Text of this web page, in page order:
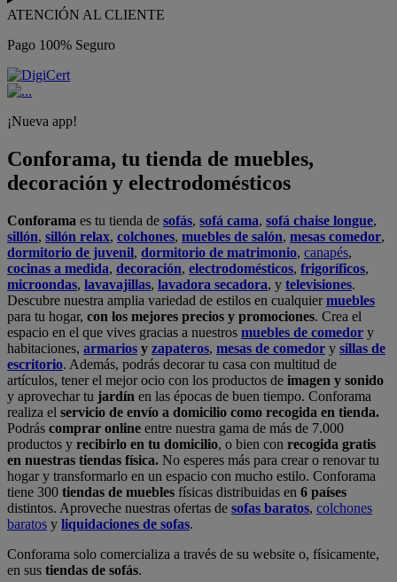
ATENCIÓN AL CLIENTE
Pago 100% Seguro
¡Nueva app!
Conforama, tu tienda de muebles,
decoración y electrodomésticos
Conforama es tu tienda de sofás, sofá cama, sofá chaise longue,
sillón, sillón relax, colchones, muebles de salón, mesas comedor,
dormitorio de juvenil, dormitorio de matrimonio, canapés,
cocinas a medida, decoración, electrodomésticos, frigoríficos,
microondas, lavavajillas, lavadora secadora, y televisiones.
Descubre nuestra amplia variedad de estilos en cualquiermuebles
para tu hogar, con los mejores precios y promociones. Crea el
espacio en el que vives gracias a nuestros muebles de comedor y
habitaciones, armarios y zapateros, mesas de comedor y sillas de
escritorio. Además, podrás decorar tu casa con multitud de
artículos, tener el mejor ocio con los productos de imagen y sonido
y aprovechar tu jardín en las épocas de buen tiempo. Conforama
realiza el servicio de envío a domicilio como recogida en tienda.
Podrás comprar online entre nuestra gama de más de 7.000
productos y recibirlo en tu domicilio, o bien con recogida gratis
en nuestras tiendas física. No esperes más para crear o renovar tu
hogar y transformarlo en un espacio con mucho estilo. Conforama
tiene 300 tiendas de muebles físicas distribuidas en 6 países
distintos. Aproveche nuestras ofertas de sofas baratos, colchones
baratos y liquidaciones de sofas.
Conforama solo comercializa a través de su website o, físicamente,
en sus tiendas de sofás.